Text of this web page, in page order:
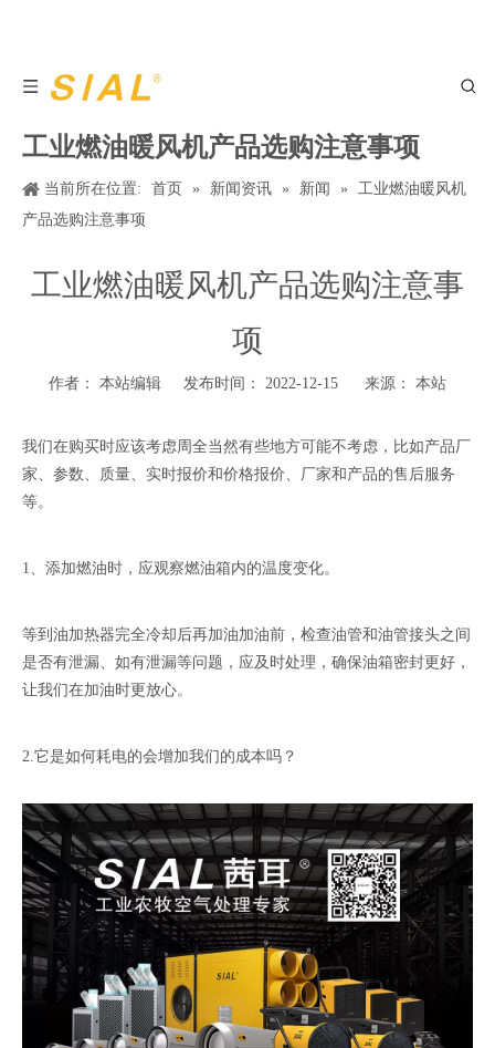
工业燃油暖风机产品选购注意事项
当前所在位置: 首页 » 新闻资讯 » 新闻 »
工业燃油暖风机
产品选购注意事项
工业燃油暖风机产品选购注意事
项
作者： 本站编辑 发布时间： 2022-12-15 来源： 本站
我们在购买时应该考虑周全当然有些地方可能不考虑，比如产品厂
家、参数、质量、实时报价和价格报价、厂家和产品的售后服务
等。
1、添加燃油时，应观察燃油箱内的温度变化。
等到油加热器完全冷却后再加油加油前，检查油管和油管接头之间
是否有泄漏、如有泄漏等问题，应及时处理，确保油箱密封更好，
让我们在加油时更放心。
2.它是如何耗电的会增加我们的成本吗？